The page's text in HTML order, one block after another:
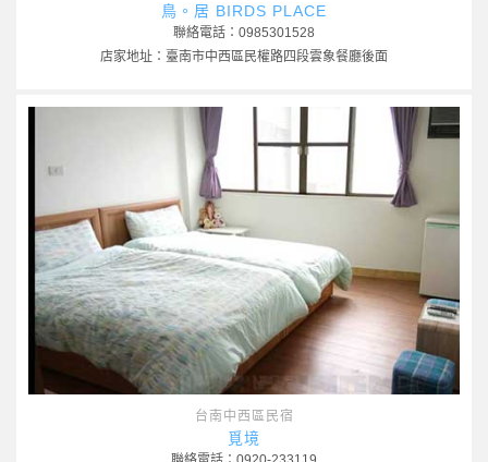
鳥。居 BIRDS PLACE
聯絡電話：0985301528
店家地址：臺南市中西區民權路四段雲象餐廳後面
台南中西區民宿
覓境